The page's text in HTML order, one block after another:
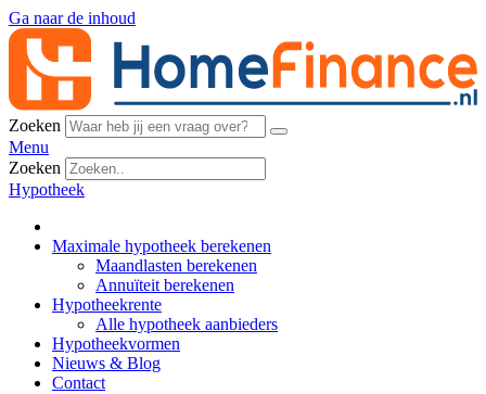
Ga naar de inhoud
Zoeken
Menu
Zoeken
Hypotheek
Maximale hypotheek berekenen
Maandlasten berekenen
Annuïteit berekenen
Hypotheekrente
Alle hypotheek aanbieders
Hypotheekvormen
Nieuws & Blog
Contact